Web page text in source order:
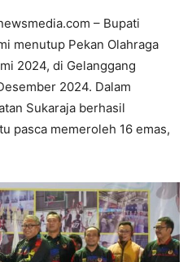
– Bupati
menutup Pekan Olahraga
2024, di Gelanggang
2024. Dalam
Sukaraja berhasil
pasca memeroleh 16 emas,